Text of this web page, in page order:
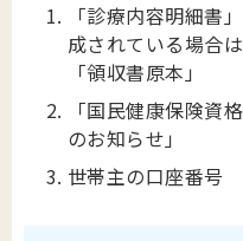
「診療内容明細書
成されている場合
「領収書原本」
「国民健康保険資
のお知らせ」
世帯主の口座番号